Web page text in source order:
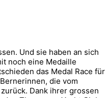
Und sie haben an sich
noch eine Medaille
das Medal Race für
die vom
Dank ihrer grossen